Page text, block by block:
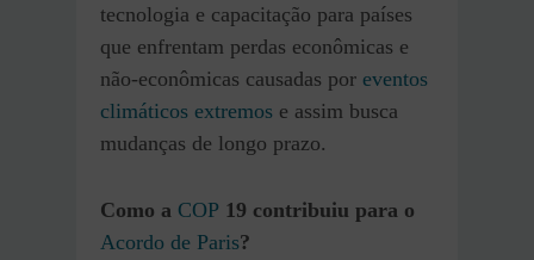
tecnologia e capacitação para países
que enfrentam perdas econômicas e
não-econômicas causadas por eventos
climáticos extremos e assim busca
mudanças de longo prazo.
Como a COP 19 contribuiu para o
Acordo de Paris?